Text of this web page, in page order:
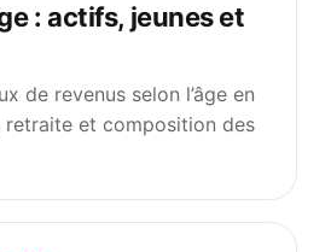
: actifs, jeunes et
de revenus selon l’âge en
et composition des